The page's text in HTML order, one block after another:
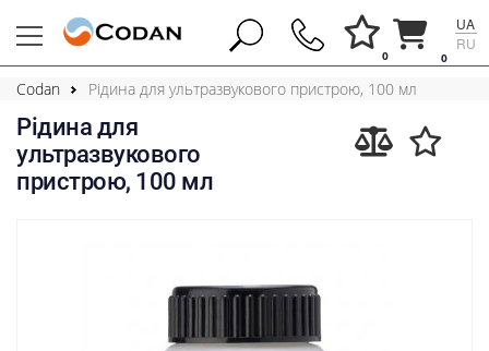
0
0
UA
RU
Codan Рідина для ультразвукового пристрою, 100 мл
Рідина для
ультразвукового
пристрою, 100 мл